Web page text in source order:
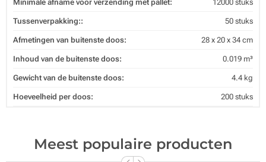
Minimale afname voor verzending met pallet: 12000 stuks
Tussenverpakking:: 50 stuks
Afmetingen van buitenste doos: 28 x 20 x 34 cm
Inhoud van de buitenste doos: 0.019 m³
Gewicht van de buitenste doos: 4.4 kg
Hoeveelheid per doos: 200 stuks
Meest populaire producten